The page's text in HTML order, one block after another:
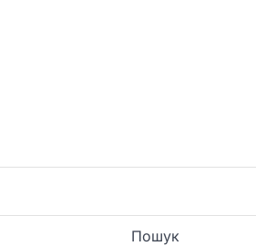
Пошук